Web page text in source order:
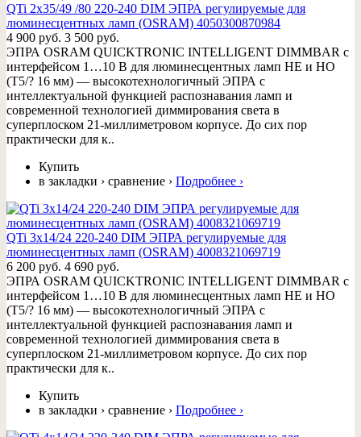
QTi 2x35/49 /80 220-240 DIM ЭПРА регулируемые для
люминесцентных ламп (OSRAM) 4050300870984
4 900 руб. 3 500 руб.
ЭПРА OSRAM QUICKTRONIC INTELLIGENT DIMMBAR с
интерфейсом 1…10 В для люминесцентных ламп HE и HO
(T5/? 16 мм) — высокотехнологичный ЭПРА с
интеллектуальной функцией распознавания ламп и
современной технологией диммирования света в
суперплоском 21-миллиметровом корпусе. До сих пор
практически для к..
Купить
в закладки › сравнение › Подробнее ›
QTi 3x14/24 220-240 DIM ЭПРА регулируемые для
люминесцентных ламп (OSRAM) 4008321069719
6 200 руб. 4 690 руб.
ЭПРА OSRAM QUICKTRONIC INTELLIGENT DIMMBAR с
интерфейсом 1…10 В для люминесцентных ламп HE и HO
(T5/? 16 мм) — высокотехнологичный ЭПРА с
интеллектуальной функцией распознавания ламп и
современной технологией диммирования света в
суперплоском 21-миллиметровом корпусе. До сих пор
практически для к..
Купить
в закладки › сравнение › Подробнее ›